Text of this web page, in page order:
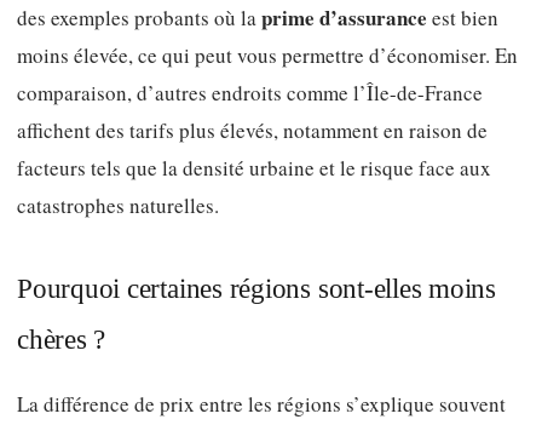
des exemples probants où laprime d’assurance est bien
moins élevée, ce qui peut vous permettre d’économiser. En
comparaison, d’autres endroits comme l’Île-de-France
affichent des tarifs plus élevés, notamment en raison de
facteurs tels que la densité urbaine et le risque face aux
catastrophes naturelles.
Pourquoi certaines régions sont-elles moins
chères ?
La différence de prix entre les régions s’explique souvent